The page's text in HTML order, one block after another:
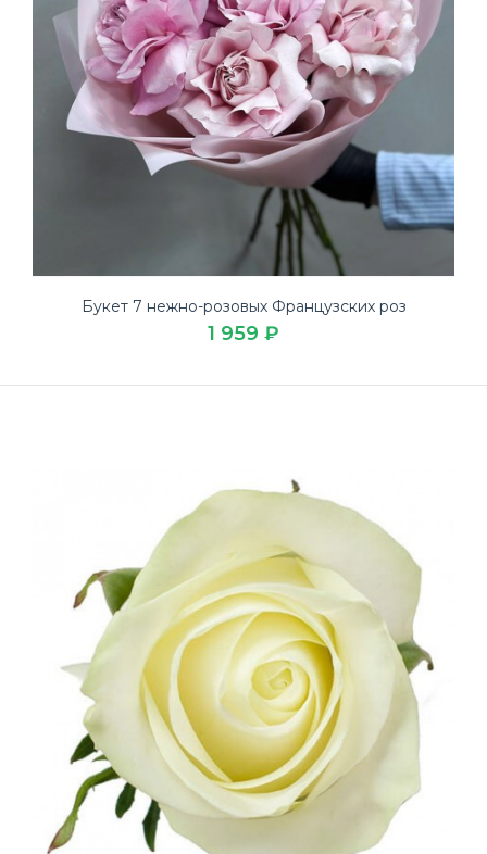
Букет 7 нежно-розовых Французских роз
1 959 ₽